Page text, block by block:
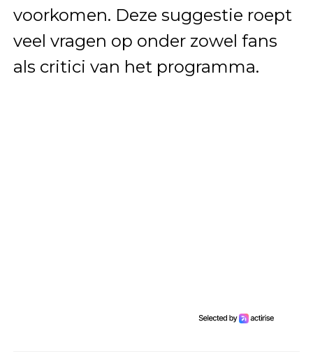
voorkomen. Deze suggestie roept
veel vragen op onder zowel fans
als critici van het programma.